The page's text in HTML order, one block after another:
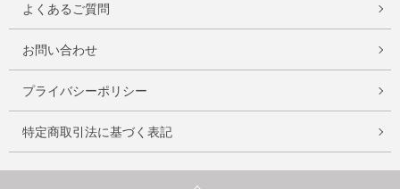
よくあるご質問
お問い合わせ
プライバシーポリシー
特定商取引法に基づく表記